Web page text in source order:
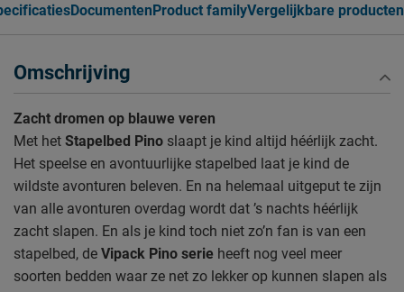
DocumentenProduct familyVergelijkbare producten
Omschrijving
Zacht dromen op blauwe veren
Met het Stapelbed Pino slaapt je kind altijd héérlijk zacht.
Het speelse en avontuurlijke stapelbed laat je kind de
wildste avonturen beleven. En na helemaal uitgeput te zijn
van alle avonturen overdag wordt dat ’s nachts héérlijk
zacht slapen. En als je kind toch niet zo’n fan is van een
stapelbed, de Vipack Pino serie heeft nog veel meer
soorten bedden waar ze net zo lekker op kunnen slapen als